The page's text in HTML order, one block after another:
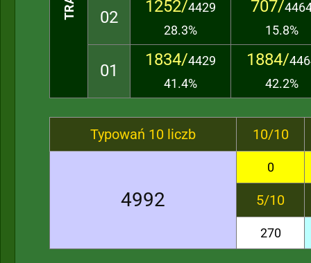
02
1252/4429
28.3%
707/
15.8%
01
1834/4429
41.4%
1884/
42.2%
Typowań 10 liczb 10/10
4992
0
5/10
270